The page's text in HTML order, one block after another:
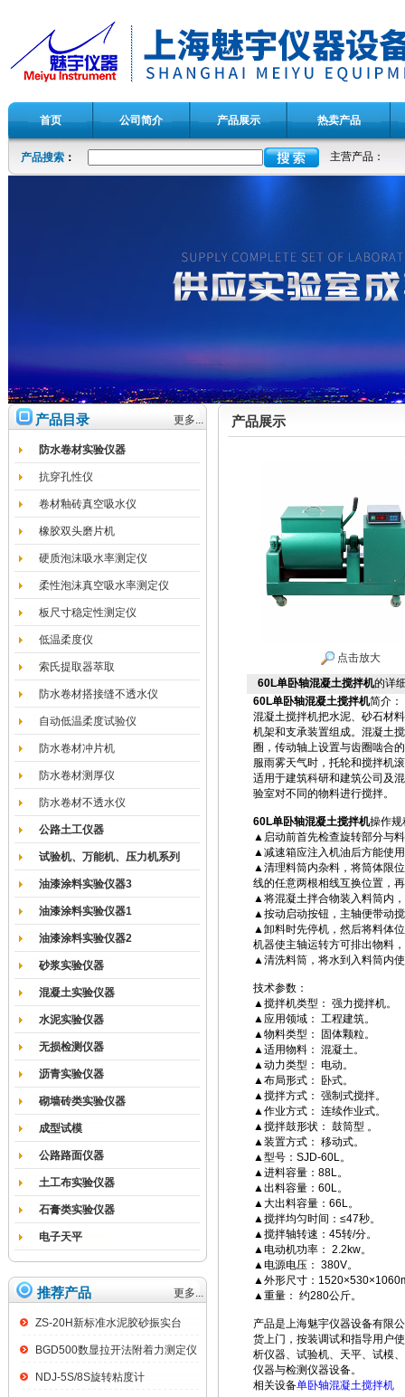
首页 公司简介 产品展示 热卖产品
产品搜索 ： 主营产品：
产品目录 更多...
防水卷材实验仪器
抗穿孔性仪
卷材釉砖真空吸水仪
橡胶双头磨片机
硬质泡沫吸水率测定仪
柔性泡沫真空吸水率测定仪
板尺寸稳定性测定仪
低温柔度仪
索氏提取器萃取
防水卷材搭接缝不透水仪
自动低温柔度试验仪
防水卷材冲片机
防水卷材测厚仪
防水卷材不透水仪
公路土工仪器
试验机、万能机、压力机系列
油漆涂料实验仪器3
油漆涂料实验仪器1
油漆涂料实验仪器2
砂浆实验仪器
混凝土实验仪器
水泥实验仪器
无损检测仪器
沥青实验仪器
砌墙砖类实验仪器
成型试模
公路路面仪器
土工布实验仪器
石膏类实验仪器
电子天平
推荐产品 更多...
ZS-20H新标准水泥胶砂振实台
BGD500数显拉开法附着力测定仪
NDJ-5S/8S旋转粘度计
产品展示
点击放大
60L单卧轴混凝土搅拌机的详
60L单卧轴混凝土搅拌机简介：
混凝土搅拌机把水泥、砂石材
机架和支承装置组成。混凝土
圈，传动轴上设置与齿圈啮合
服雨雾天气时，托轮和搅拌机
适用于建筑科研和建筑公司及
验室对不同的物料进行搅拌。
60L单卧轴混凝土搅拌机操作规
▲启动前首先检查旋转部分与
▲减速箱应注入机油后方能使
▲清理料筒内杂料，将筒体限
线的任意两根相线互换位置，
▲将混凝土拌合物装入料筒内
▲按动启动按钮，主轴便带动
▲卸料时先停机，然后将料体
机器使主轴运转方可排出物料
▲清洗料筒，将水到入料筒内
技术参数：
▲搅拌机类型： 强力搅拌机。
▲应用领域： 工程建筑。
▲物料类型： 固体颗粒。
▲适用物料： 混凝土。
▲动力类型： 电动。
▲布局形式： 卧式。
▲搅拌方式： 强制式搅拌。
▲作业方式： 连续作业式。
▲搅拌鼓形状： 鼓筒型 。
▲装置方式： 移动式。
▲型号：SJD-60L。
▲进料容量：88L。
▲出料容量：60L。
▲大出料容量：66L。
▲搅拌均匀时间：≤47秒。
▲搅拌轴转速：45转/分。
▲电动机功率： 2.2kw。
▲电源电压： 380V。
▲外形尺寸：
▲重量： 约280公斤。
产品是上海魅宇仪器设备有限
货上门，按装调试和指导用户
析仪器、试验机、天平、试模
仪器与检测仪器设备。
相关设备单卧轴混凝土搅拌机